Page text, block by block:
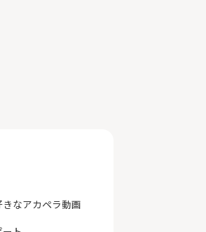
なアカペラ動画